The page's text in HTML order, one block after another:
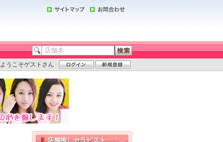
ようこそゲストさん
店舗推しセラピスト